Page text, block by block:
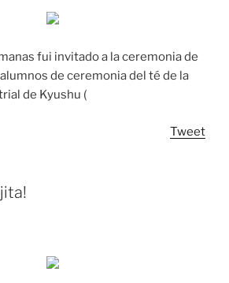
fui invitado a la ceremonia de
de ceremonia del té de la
de Kyushu (
Tweet